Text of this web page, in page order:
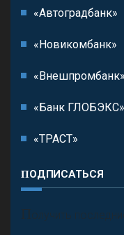
«Автоградбанк»
«Новикомбанк»
«Внешпромбанк»
«Банк ГЛОБЭКС»
«ТРАСТ»
ПОДПИСАТЬСЯ
П олучить